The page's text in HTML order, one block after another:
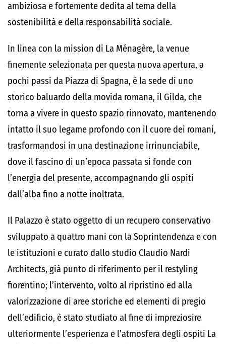
ambiziosa e fortemente dedita al tema della
sostenibilità e della responsabilità sociale.
In linea con la mission di La Ménagère, la venue
finemente selezionata per questa nuova apertura, a
pochi passi da Piazza di Spagna, è la sede di uno
storico baluardo della movida romana, il Gilda, che
torna a vivere in questo spazio rinnovato, mantenendo
intatto il suo legame profondo con il cuore dei romani,
trasformandosi in una destinazione irrinunciabile,
dove il fascino di un’epoca passata si fonde con
l’energia del presente, accompagnando gli ospiti
dall’alba fino a notte inoltrata.
Il Palazzo è stato oggetto di un recupero conservativo
sviluppato a quattro mani con la Soprintendenza e con
le istituzioni e curato dallo studio Claudio Nardi
Architects, già punto di riferimento per il restyling
fiorentino; l’intervento, volto al ripristino ed alla
valorizzazione di aree storiche ed elementi di pregio
dell’edificio, è stato studiato al fine di impreziosire
ulteriormente l’esperienza e l’atmosfera degli ospiti La